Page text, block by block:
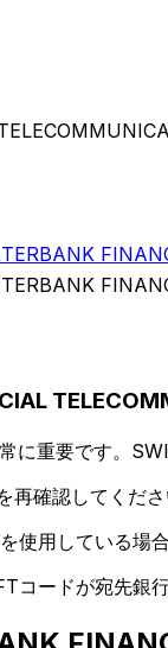
に重要です。
確認してくださ
使用している場
ードが宛先銀